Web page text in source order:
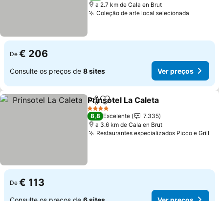
a 2.7 km de Cala en Brut
Coleção de arte local selecionada
De € 206
Consulte os preços de 8 sites Ver preços
PartilharAdicionar aos favoritos
Prinsotel La Caleta
4 Estrelas
8,8 Excelente
7.335
a 3.6 km de Cala en Brut
Restaurantes especializados Picco e Grill
De € 113